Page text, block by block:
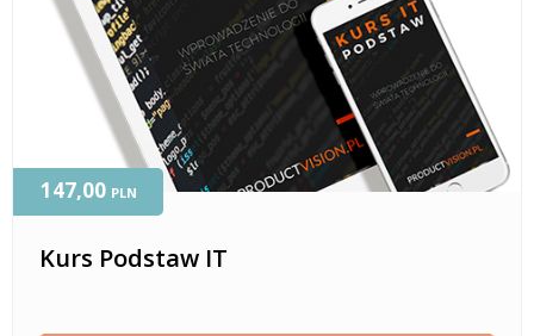
Kurs Podstaw IT
147,00 PLN